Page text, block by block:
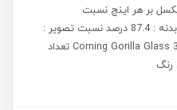
: 405 پیکسل بر هر اینچ نسبت
صفحه‌نمایش به بدنه : 87.4 درصد نسبت تصویر :
20:9 محافظت : Corning Gorilla Glass 3 تعداد